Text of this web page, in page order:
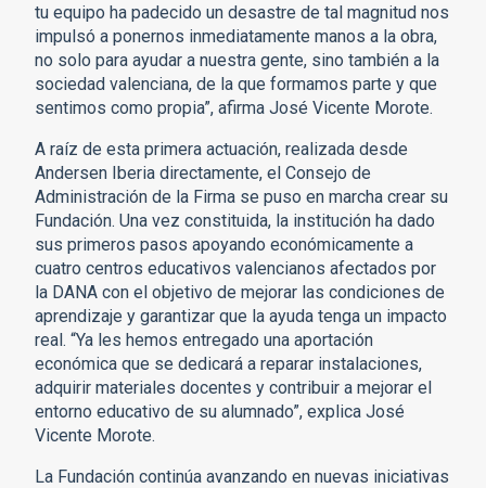
tu equipo ha padecido un desastre de tal magnitud nos
impulsó a ponernos inmediatamente manos a la obra,
no solo para ayudar a nuestra gente, sino también a la
sociedad valenciana, de la que formamos parte y que
sentimos como propia”, afirma José Vicente Morote.
A raíz de esta primera actuación, realizada desde
Andersen Iberia directamente, el Consejo de
Administración de la Firma se puso en marcha crear su
Fundación. Una vez constituida, la institución ha dado
sus primeros pasos apoyando económicamente a
cuatro centros educativos valencianos afectados por
la DANA con el objetivo de mejorar las condiciones de
aprendizaje y garantizar que la ayuda tenga un impacto
real. “Ya les hemos entregado una aportación
económica que se dedicará a reparar instalaciones,
adquirir materiales docentes y contribuir a mejorar el
entorno educativo de su alumnado”, explica José
Vicente Morote.
La Fundación continúa avanzando en nuevas iniciativas